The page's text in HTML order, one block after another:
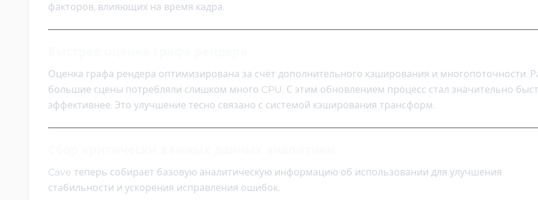
факторов, влияющих на время кадра.
Оценка графа рендера оптимизирована за счёт дополнительного кэширования и многопоточности.
большие сцены потребляли слишком много CPU. С этим обновлением процесс стал значительно
эффективнее. Это улучшение тесно связано с системой кэширования трансформ.
Cave теперь собирает базовую аналитическую информацию об использовании для улучшения
стабильности и ускорения исправления ошибок.